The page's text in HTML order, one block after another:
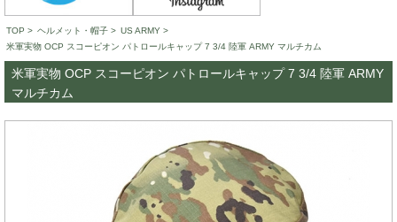
TOP > ヘルメット・帽子 > US ARMY >
米軍実物 OCP スコーピオン パトロールキャップ 7 3/4 陸軍 ARMY マルチカム
米軍実物 OCP スコーピオン パトロールキャップ 7 3/4 陸軍 ARMY
マルチカム